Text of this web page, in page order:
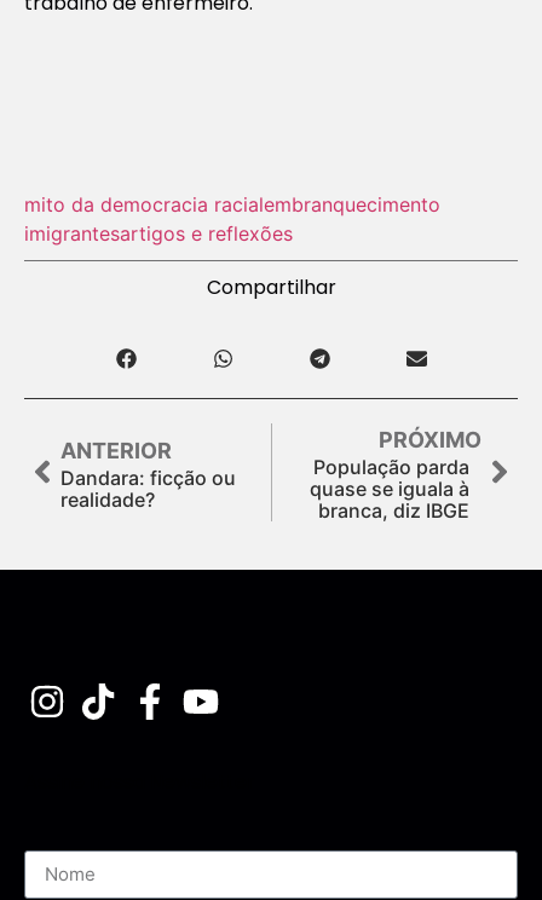
mito da democracia racialembranquecimento
imigrantesartigos e reflexões
Compartilhar
ANTERIOR
Dandara: ficção ou
realidade?
PRÓXIMO
População parda
quase se iguala à
branca, diz IBGE